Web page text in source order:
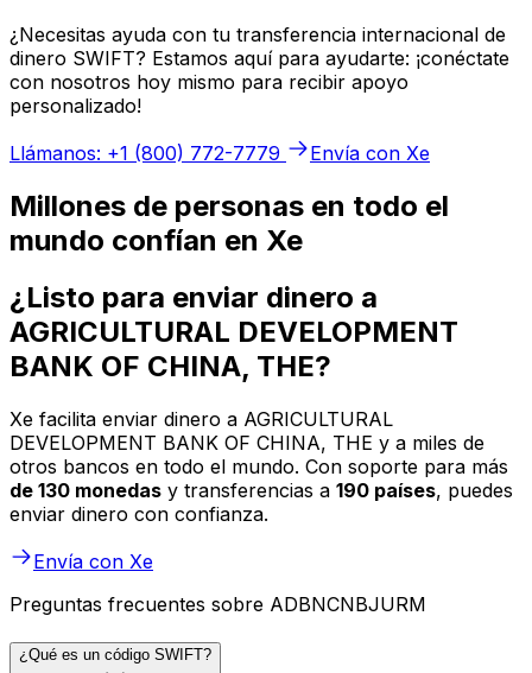
¿Necesitas ayuda con tu transferencia internacional de
dinero SWIFT? Estamos aquí para ayudarte: ¡conéctate
con nosotros hoy mismo para recibir apoyo
personalizado!
Llámanos: +1 (800) 772-7779
Envía con Xe
Millones de personas en todo el
mundo confían en Xe
¿Listo para enviar dinero a
AGRICULTURAL DEVELOPMENT
BANK OF CHINA, THE?
Xe facilita enviar dinero a AGRICULTURAL
DEVELOPMENT BANK OF CHINA, THE y a miles de
otros bancos en todo el mundo. Con soporte para más
de 130 monedas y transferencias a 190 países, puedes
enviar dinero con confianza.
Envía con Xe
Preguntas frecuentes sobre ADBNCNBJURM
¿Qué es un código SWIFT?